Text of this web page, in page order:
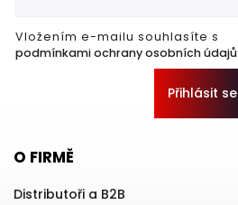
Vložením e-mailu souhlasíte s
podmínkami ochrany osobních údajů
Přihlásit se
O FIRMĚ
Distributoři a B2B